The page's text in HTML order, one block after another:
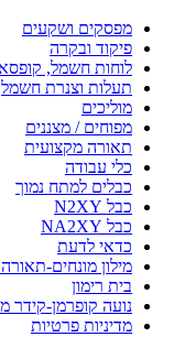
מפסקים ושקעים
פיקוד ובקרה
לוחות חשמל,
תעלות וצנרת חשמל
מוליכים
מפוחים / מצננים
תאורה מקצועית
כלי עבודה
כבלים למתח נמוך
כבל N2XY
כבל NA2XY
כדאי לדעת
מילון מונחים-
בית רימון
נועה קופרמן-קידר
מדיניות פרטיות